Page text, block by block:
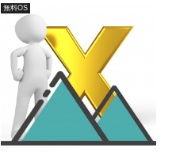
題なく完了し、再起動後は日本語
入力できるようになっていまし
た。
無料OS